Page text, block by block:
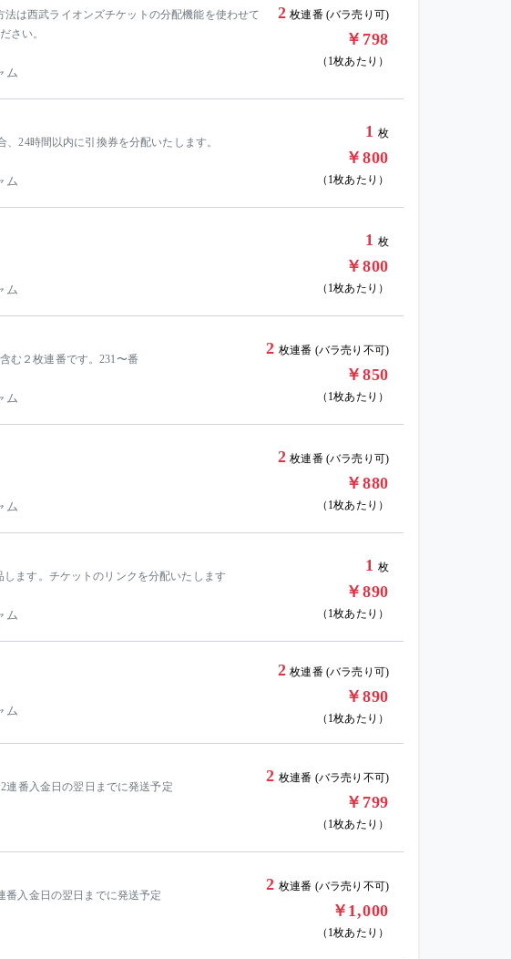
は西武ライオンズチケットの分配機能を使わせて
さい。
ム
2 枚連番 (バラ売り可)
￥798
（1枚あたり）
24時間以内に引換券を分配いたします。
ム
1 枚
￥800
（1枚あたり）
ム
1 枚
￥800
（1枚あたり）
む２枚連番です。231〜番
ム
2 枚連番 (バラ売り不可)
￥850
（1枚あたり）
ム
2 枚連番 (バラ売り可)
￥880
（1枚あたり）
ます。チケットのリンクを分配いたします
ム
1 枚
￥890
（1枚あたり）
ム
2 枚連番 (バラ売り可)
￥890
（1枚あたり）
連番入金日の翌日までに発送予定
2 枚連番 (バラ売り不可)
￥799
（1枚あたり）
番入金日の翌日までに発送予定
2 枚連番 (バラ売り不可)
￥1,000
（1枚あたり）